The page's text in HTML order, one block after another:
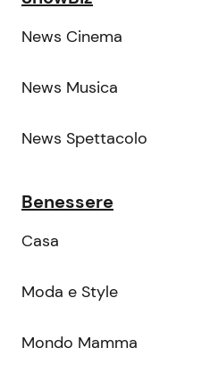
News Cinema
News Musica
News Spettacolo
Benessere
Casa
Moda e Style
Mondo Mamma